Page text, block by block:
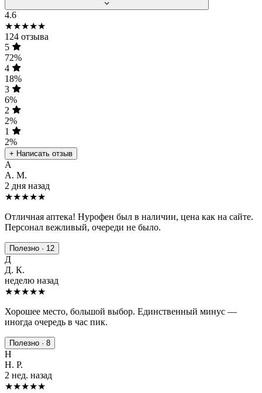
4.6
★★★★★
124 отзыва
5
72%
4
18%
3
6%
2
2%
1
2%
+ Написать отзыв
А
А. М.
2 дня назад
★★★★★
Отличная аптека! Нурофен был в наличии, цена как на сайте.
Персонал вежливый, очереди не было.
Полезно · 12
Д
Д. К.
неделю назад
★★★★★
Хорошее место, большой выбор. Единственный минус —
иногда очередь в час пик.
Полезно · 8
Н
Н. Р.
2 нед. назад
★★★★★